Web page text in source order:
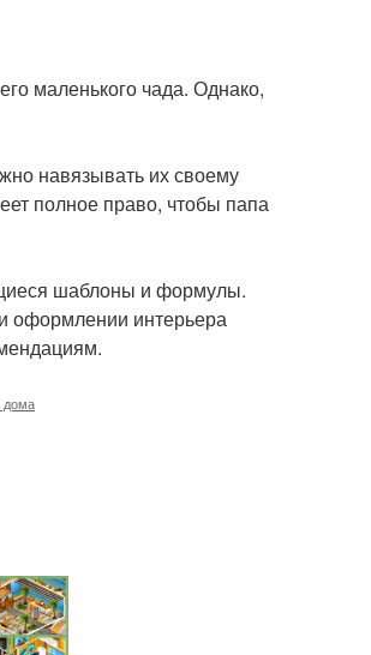
маленького чада. Однако,
навязывать их своему
полное право, чтобы папа
шаблоны и формулы.
оформлении интерьера
дома